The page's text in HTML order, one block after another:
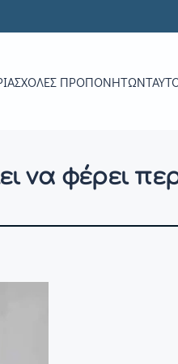
ΣΧΟΛΈΣ ΠΡΟΠΟΝΗΤΏΝ
να φέρει